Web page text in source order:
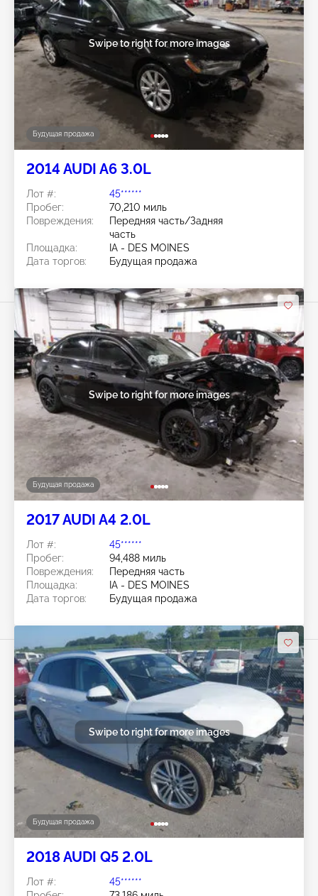
Будущая продажа
Swipe to right for more images
2014 AUDI A6 3.0L
Лот #:
45******
Пробег:
70,210 миль
Повреждения:
Передняя часть/Задняя
часть
Площадка:
IA - DES MOINES
Дата торгов:
Будущая продажа
Будущая продажа
Swipe to right for more images
2017 AUDI A4 2.0L
Лот #:
45******
Пробег:
94,488 миль
Повреждения:
Передняя часть
Площадка:
IA - DES MOINES
Дата торгов:
Будущая продажа
Будущая продажа
Swipe to right for more images
2018 AUDI Q5 2.0L
Лот #:
45******